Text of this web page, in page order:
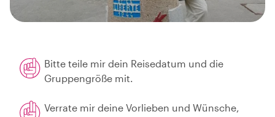
Bitte teile mir dein Reisedatum und die
Gruppengröße mit.
Verrate mir deine Vorlieben und Wünsche,